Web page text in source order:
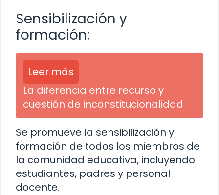
Sensibilización y
formación:
Leer más
La diferencia entre recurso y
cuestión de inconstitucionalidad
Se promueve la sensibilización y
formación de todos los miembros de
la comunidad educativa, incluyendo
estudiantes, padres y personal
docente.